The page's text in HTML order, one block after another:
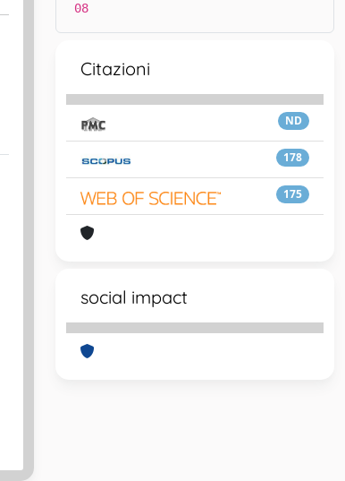
08
Citazioni
ND
178
175
social impact